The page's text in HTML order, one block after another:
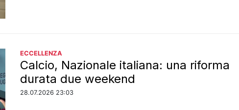
ECCELLENZA
Calcio, Nazionale italiana: una riforma
durata due weekend
28.07.2026 23:03